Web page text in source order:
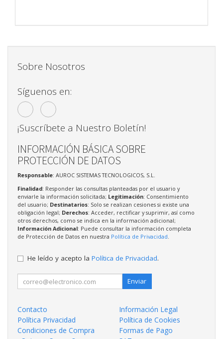
Sobre Nosotros
Síguenos en:
¡Suscríbete a Nuestro Boletín!
INFORMACIÓN BÁSICA SOBRE
PROTECCIÓN DE DATOS
Responsable: AUROC SISTEMAS TECNOLOGICOS, S.L.
Finalidad: Responder las consultas planteadas por el usuario y
enviarle la información solicitada; Legitimación: Consentimiento
del usuario; Destinatarios: Solo se realizan cesiones si existe una
obligación legal; Derechos: Acceder, rectificar y suprimir, así como
otros derechos, como se indica en la información adicional;
Información Adicional: Puede consultar la información completa
de Protección de Datos en nuestra Política de Privacidad
He leído y acepto la Política de Privacidad.
Enviar
Contacto
Información Legal
Política Privacidad
Política de Cookies
Condiciones de Compra
Formas de Pago